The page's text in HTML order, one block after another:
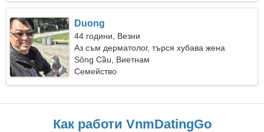
Duong
44 години, Везни
Аз съм дерматолог, търся хубава жена
Sông Cầu, Виетнам
Семейство
Как работи VnmDatingGo